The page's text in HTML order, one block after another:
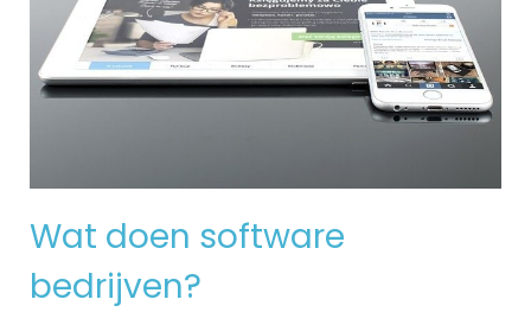
Wat doen software
bedrijven?